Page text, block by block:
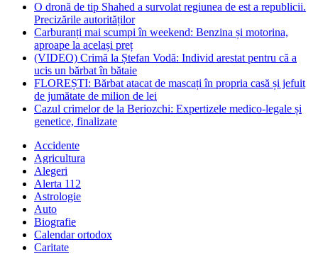
O dronă de tip Shahed a survolat regiunea de est a republicii.
Precizările autorităților
Carburanți mai scumpi în weekend: Benzina și motorina,
aproape la același preț
(VIDEO) Crimă la Ștefan Vodă: Individ arestat pentru că a
ucis un bărbat în bătaie
FLOREȘTI: Bărbat atacat de mascați în propria casă și jefuit
de jumătate de milion de lei
Cazul crimelor de la Beriozchi: Expertizele medico-legale și
genetice, finalizate
Accidente
Agricultura
Alegeri
Alerta 112
Astrologie
Auto
Biografie
Calendar ortodox
Caritate